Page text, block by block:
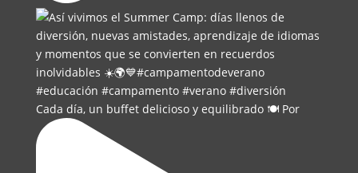
Cada día, un buffet delicioso y equilibrado 🍽️ Por